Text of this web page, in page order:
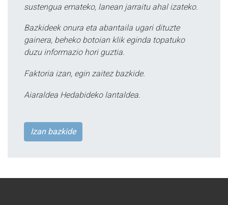
sustengua emateko, lanean jarraitu ahal izateko.
Bazkideek onura eta abantaila ugari dituzte
gainera, beheko botoian klik eginda topatuko
duzu informazio hori guztia.
Faktoria izan, egin zaitez bazkide.
Aiaraldea Hedabideko lantaldea.
Izan bazkide